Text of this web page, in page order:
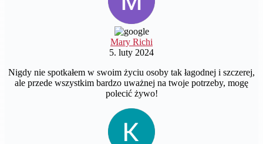
Mary Richi
5. luty 2024
Nigdy nie spotkałem w swoim życiu osoby tak łagodnej i szczerej,
ale przede wszystkim bardzo uważnej na twoje potrzeby, mogę
polecić żywo!